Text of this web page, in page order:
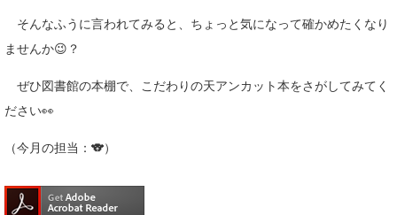
そんなふうに言われてみると、ちょっと気になって確かめたくなり
ませんか😉？
ぜひ図書館の本棚で、こだわりの天アンカット本をさがしてみてく
ださい👀
（今月の担当：🐨）